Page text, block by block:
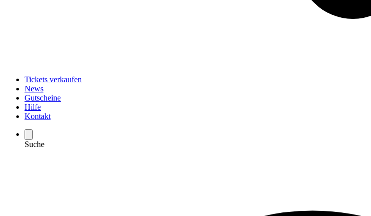
Tickets verkaufen
News
Gutscheine
Hilfe
Kontakt
Suche